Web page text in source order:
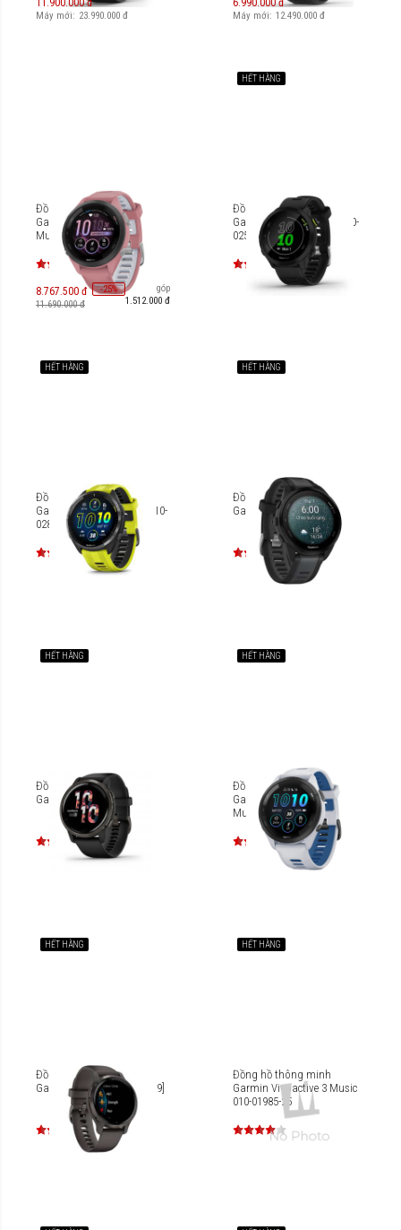
11.900.000 đ
Máy mới: 23.990.000 đ
6.990.000 đ
Máy mới: 12.490.000 đ
Đồng hồ thông minh
Garmin Forerunner 265S
Music
8.767.500 đ -25%
11.690.000 đ
Trả góp
1.512.000 đ
HẾT HÀNG
Đồng hồ thông minh
Garmin Forerunner 55 [010-
02562]
HẾT HÀNG
Đồng hồ thông minh
Garmin Forerunner 965 [010-
02809]
HẾT HÀNG
Đồng hồ thông minh
Garmin Forerunner 165
HẾT HÀNG
Đồng hồ thông minh
Garmin Venu 2 010-02430
HẾT HÀNG
Đồng hồ thông minh
Garmin Forerunner 265
Music
HẾT HÀNG
Đồng hồ thông minh
Garmin Venu 2S [010-02429]
HẾT HÀNG
Đồng hồ thông minh
Garmin Vivoactive 3 Music
010-01985-25